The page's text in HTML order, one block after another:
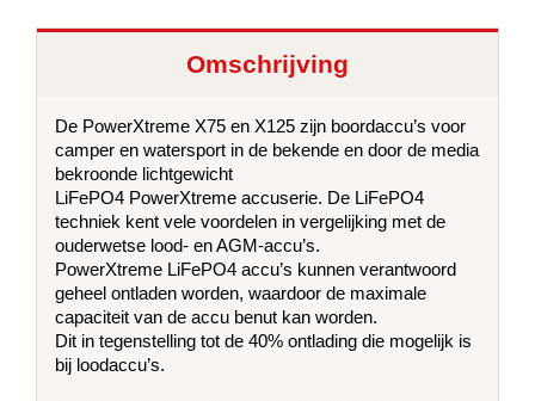
Omschrijving
De PowerXtreme X75 en X125 zijn boordaccu’s voor
camper en watersport in de bekende en door de media
bekroonde lichtgewicht
LiFePO4 PowerXtreme accuserie. De LiFePO4
techniek kent vele voordelen in vergelijking met de
ouderwetse lood- en AGM-accu’s.
PowerXtreme LiFePO4 accu’s kunnen verantwoord
geheel ontladen worden, waardoor de maximale
capaciteit van de accu benut kan worden.
Dit in tegenstelling tot de 40% ontlading die mogelijk is
bij loodaccu’s.